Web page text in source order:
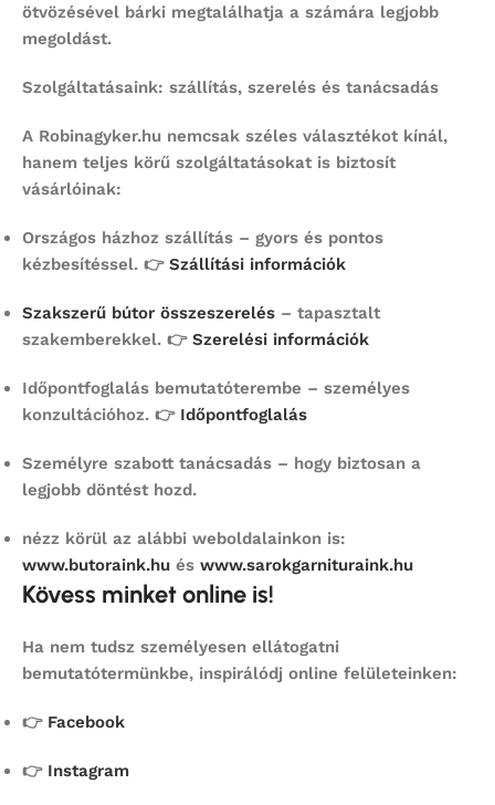
ötvözésével bárki megtalálhatja a számára legjobb
megoldást.
Szolgáltatásaink: szállítás, szerelés és tanácsadás
A Robinagyker.hu nemcsak széles választékot kínál,
hanem teljes körű szolgáltatásokat is biztosít
vásárlóinak:
Országos házhoz szállítás – gyors és pontos
kézbesítéssel. 👉 Szállítási információk
Szakszerű bútor összeszerelés – tapasztalt
szakemberekkel. 👉 Szerelési információk
Időpontfoglalás bemutatóterembe – személyes
konzultációhoz. 👉 Időpontfoglalás
Személyre szabott tanácsadás – hogy biztosan a
legjobb döntést hozd.
nézz körül az alábbi weboldalainkon is:
www.butoraink.hu és www.sarokgarnituraink.hu
Kövess minket online is!
Ha nem tudsz személyesen ellátogatni
bemutatótermünkbe, inspirálódj online felületeinken:
👉 Facebook
👉 Instagram